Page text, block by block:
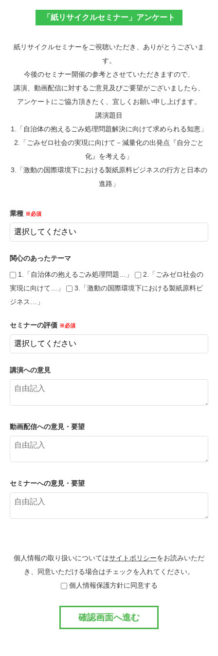
「紙リサイクルセミナー」アンケート
紙リサイクルセミナーをご視聴いただき、ありがとうございま
す。
今後のセミナー開催の参考とさせていただきますので、
講演、動画配信に対するご意見及びご要望がございましたら、
アンケートにご協力頂きたく、宜しくお願い申し上げます。
講演題目
1.「自治体の抱えるごみ処理問題解決に向けて求められる知恵」
2.「ごみゼロ社会の実現に向けて－減量化の出発点『自分ごと
化』を考える」
3.「激動の国際環境下における製紙原料ビジネスの行方と日本の
進路」
業種 ※必須
関心のあったテーマ
1.「自治体の抱えるごみ処理問題…」
2.「ごみゼロ社会の
実現に向けて…」
3.「激動の国際環境下における製紙原料ビ
ジネス…」
セミナーの評価 ※必須
講演への意見
動画配信への意見・要望
セミナーへの意見・要望
個人情報の取り扱いについてはサイトポリシーをお読みいただ
き、同意いただける場合はチェックを入れてください。
個人情報保護方針に同意する
確認画面へ進む